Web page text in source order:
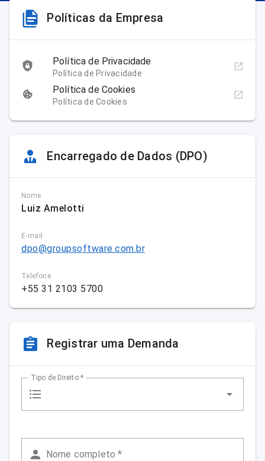
Políticas da Empresa
Política de Privacidade
Política de Privacidade
Política de Cookies
Política de Cookies
Encarregado de Dados (DPO)
Nome
Luiz Amelotti
E-mail
dpo@groupsoftware.com.br
Telefone
+55 31 2103 5700
Registrar uma Demanda
Tipo de Direito *
Nome completo *